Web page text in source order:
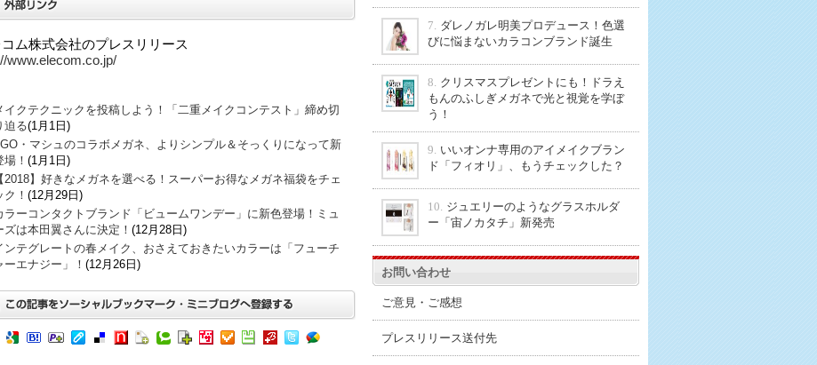
ム株式会社のプレスリリース
www.elecom.co.jp/
イクテクニックを投稿しよう！「二重メイクコンテスト」締め切
迫る(1月1日)
・マシュのコラボメガネ、よりシンプル＆そっくりになって新
場！ (1月1日)
【2018】好きなメガネを選べる！スーパーお得なメガネ福袋をチェ
ク！ (12月29日)
ラーコンタクトブランド「ビュームワンデー」に新色登場！ミュ
ズは本田翼さんに決定！ (12月28日)
ンテグレートの春メイク、おさえておきたいカラーは「フューチ
ーエナジー」！ (12月26日)
7. ダレノガレ明美プロデュース！色選
びに悩まないカラコンブランド誕生
8. クリスマスプレゼントにも！ドラえ
もんのふしぎメガネで光と視覚を学ぼ
う！
9. いいオンナ専用のアイメイクブラン
ド「フィオリ」、もうチェックした？
10. ジュエリーのようなグラスホルダ
ー「宙ノカタチ」新発売
お問い合わせ
ご意見・ご感想
プレスリリース送付先